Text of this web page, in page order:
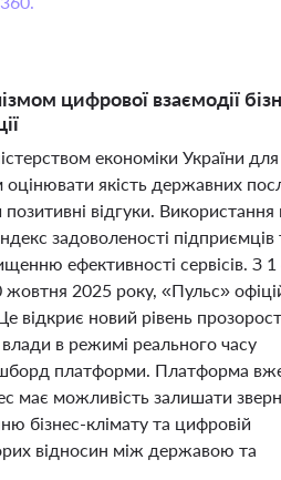
цифрової взаємодії
економіки України для
якість державних
відгуки.
задоволеності підприємців
ефективності сервісів. З 1
жовтня 2025 року, «Пульс»
відкриє новий рівень
в режимі реального часу
платформи. Платформа
має можливість залишати
бізнес-клімату та цифровій
відносин між державою та